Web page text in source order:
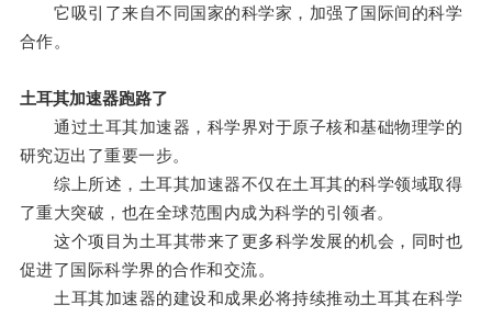
它吸引了来自不同国家的科学家，加强了国际间的科学
合作。
土耳其加速器跑路了
通过土耳其加速器，科学界对于原子核和基础物理学的
研究迈出了重要一步。
综上所述，土耳其加速器不仅在土耳其的科学领域取得
了重大突破，也在全球范围内成为科学的引领者。
这个项目为土耳其带来了更多科学发展的机会，同时也
促进了国际科学界的合作和交流。
土耳其加速器的建设和成果必将持续推动土耳其在科学